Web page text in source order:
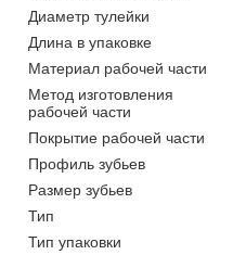
Диаметр тулейки
Длинa в упаковке
Материал рабочей части
Метод изготовления
рабочей части
Покрытие рабочей части
Профиль зубьев
Размер зубьев
Тип
Тип упаковки